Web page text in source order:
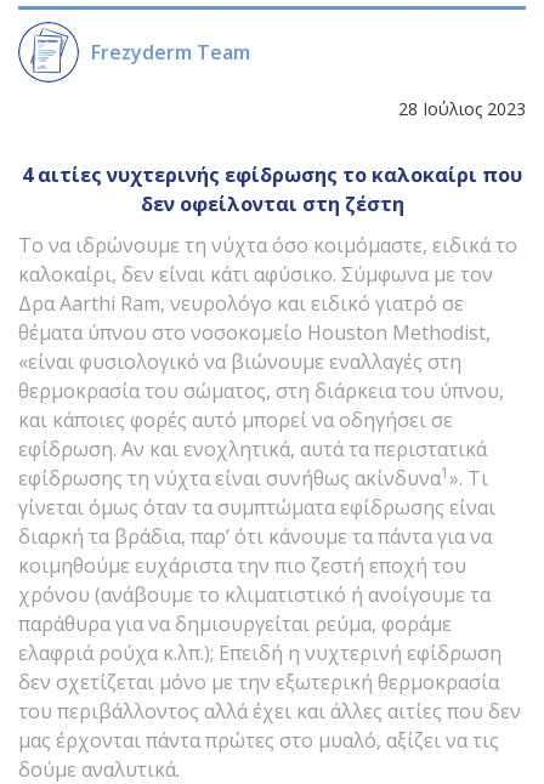
Frezyderm Team
28 Ιούλιος 2023
4 αιτίες νυχτερινής εφίδρωσης το καλοκαίρι που
δεν οφείλονται στη ζέστη
Το να ιδρώνουμε τη νύχτα όσο κοιμόμαστε, ειδικά το
καλοκαίρι, δεν είναι κάτι αφύσικο. Σύμφωνα με τον
Δρα Aarthi Ram, νευρολόγο και ειδικό γιατρό σε
θέματα ύπνου στο νοσοκομείο Houston Methodist,
«είναι φυσιολογικό να βιώνουμε εναλλαγές στη
θερμοκρασία του σώματος, στη διάρκεια του ύπνου,
και κάποιες φορές αυτό μπορεί να οδηγήσει σε
εφίδρωση. Αν και ενοχλητικά, αυτά τα περιστατικά
εφίδρωσης τη νύχτα είναι συνήθως ακίνδυνα1». Τι
γίνεται όμως όταν τα συμπτώματα εφίδρωσης είναι
διαρκή τα βράδια, παρ’ ότι κάνουμε τα πάντα για να
κοιμηθούμε ευχάριστα την πιο ζεστή εποχή του
χρόνου (ανάβουμε το κλιματιστικό ή ανοίγουμε τα
παράθυρα για να δημιουργείται ρεύμα, φοράμε
ελαφριά ρούχα κ.λπ.); Επειδή η νυχτερινή εφίδρωση
δεν σχετίζεται μόνο με την εξωτερική θερμοκρασία
του περιβάλλοντος αλλά έχει και άλλες αιτίες που δεν
μας έρχονται πάντα πρώτες στο μυαλό, αξίζει να τις
δούμε αναλυτικά.